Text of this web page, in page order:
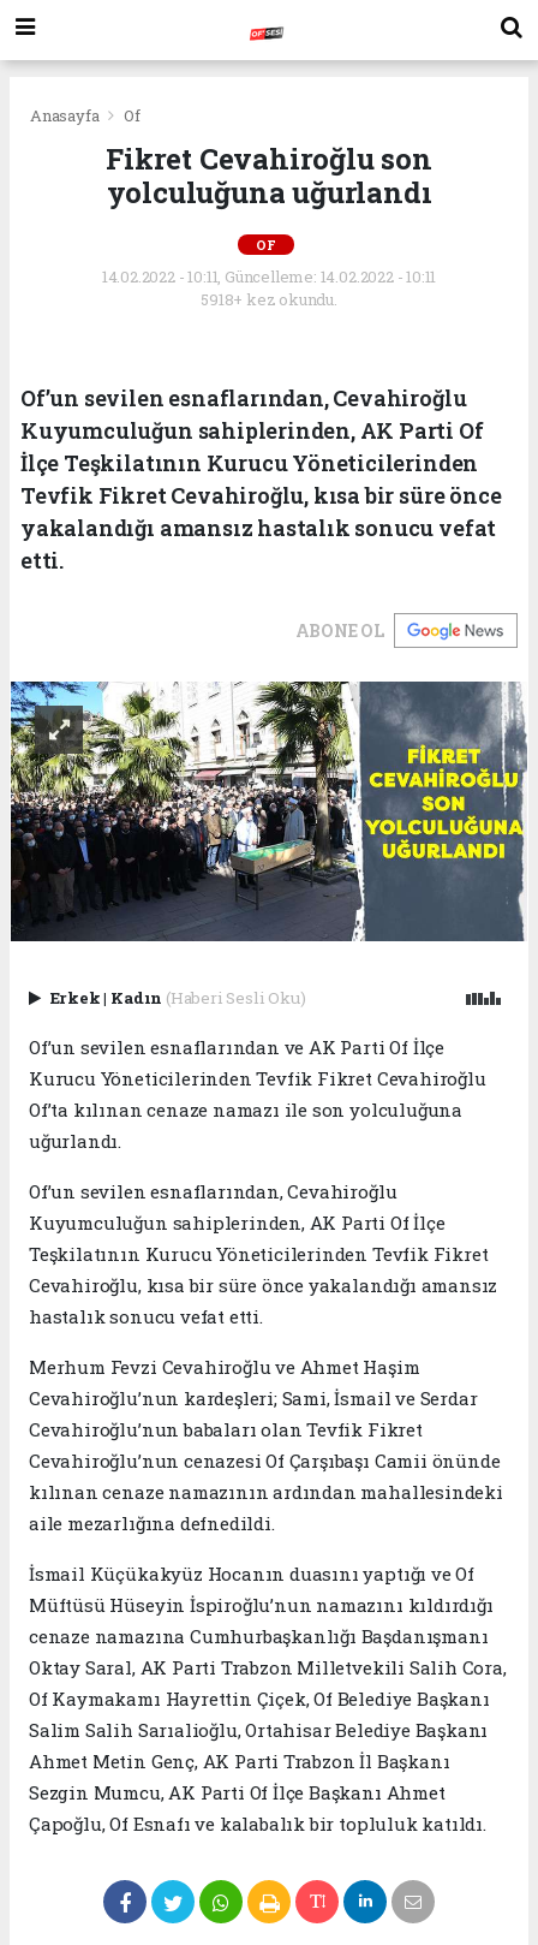
Anasayfa Of
Fikret Cevahiroğlu son
yolculuğuna uğurlandı
OF
14.02.2022 - 10:11, Güncelleme: 14.02.2022 - 10:11
5918+ kez okundu.
Of’un sevilen esnaflarından, Cevahiroğlu
Kuyumculuğun sahiplerinden, AK Parti Of
İlçe Teşkilatının Kurucu Yöneticilerinden
Tevfik Fikret Cevahiroğlu, kısa bir süre önce
yakalandığı amansız hastalık sonucu vefat
etti.
ABONE OL
Erkek| Kadın (Haberi Sesli Oku)
Of’un sevilen esnaflarından ve AK Parti Of İlçe
Kurucu Yöneticilerinden Tevfik Fikret Cevahiroğlu
Of’ta kılınan cenaze namazı ile son yolculuğuna
uğurlandı.
Of’un sevilen esnaflarından, Cevahiroğlu
Kuyumculuğun sahiplerinden, AK Parti Of İlçe
Teşkilatının Kurucu Yöneticilerinden Tevfik Fikret
Cevahiroğlu, kısa bir süre önce yakalandığı amansız
hastalık sonucu vefat etti.
Merhum Fevzi Cevahiroğlu ve Ahmet Haşim
Cevahiroğlu’nun kardeşleri; Sami, İsmail ve Serdar
Cevahiroğlu’nun babaları olan Tevfik Fikret
Cevahiroğlu’nun cenazesi Of Çarşıbaşı Camii önünde
kılınan cenaze namazının ardından mahallesindeki
aile mezarlığına defnedildi.
İsmail Küçükakyüz Hocanın duasını yaptığı ve Of
Müftüsü Hüseyin İspiroğlu’nun namazını kıldırdığı
cenaze namazına Cumhurbaşkanlığı Başdanışmanı
Oktay Saral, AK Parti Trabzon Milletvekili Salih Cora,
Of Kaymakamı Hayrettin Çiçek, Of Belediye Başkanı
Salim Salih Sarıalioğlu, Ortahisar Belediye Başkanı
Ahmet Metin Genç, AK Parti Trabzon İl Başkanı
Sezgin Mumcu, AK Parti Of İlçe Başkanı Ahmet
Çapoğlu, Of Esnafı ve kalabalık bir topluluk katıldı.